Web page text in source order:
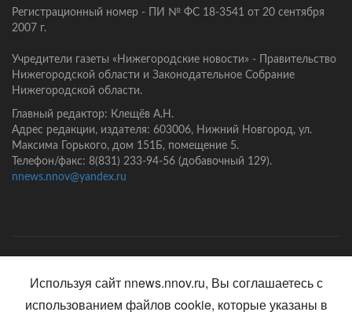
Регистрационный номер - ПИ № ФС 18-3541 от 20 сентября
2007 г.
Учредители газеты «Нижегородские новости» - Правительство
Нижегородской области и Законодательное Собрание
Нижегородской области.
Главный редактор: Клещёв А.Н.
Адрес редакции, издателя: 603006, Нижний Новгород, ул.
Максима Горького, дом 151Б, помещение 5.
Телефон/факс: 8(831) 233-94-56 (добавочный 129).
nnews.nnov@yandex.ru
Используя сайт nnews.nnov.ru, Вы соглашаетесь с
использованием файлов cookie, которые указаны в